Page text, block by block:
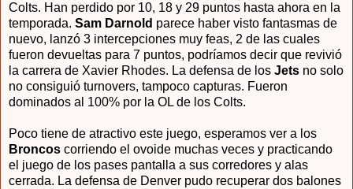
Colts. Han perdido por 10, 18 y 29 puntos hasta ahora en la
temporada. Sam Darnold parece haber visto fantasmas de
nuevo, lanzó 3 intercepciones muy feas, 2 de las cuales
fueron devueltas para 7 puntos, podríamos decir que revivió
la carrera de Xavier Rhodes. La defensa de los Jets no solo
no consiguió turnovers, tampoco capturas. Fueron
dominados al 100% por la OL de los Colts.
Poco tiene de atractivo este juego, esperamos ver a los
Broncos corriendo el ovoide muchas veces y practicando
el juego de los pases pantalla a sus corredores y alas
cerrada. La defensa de Denver pudo recuperar dos balones